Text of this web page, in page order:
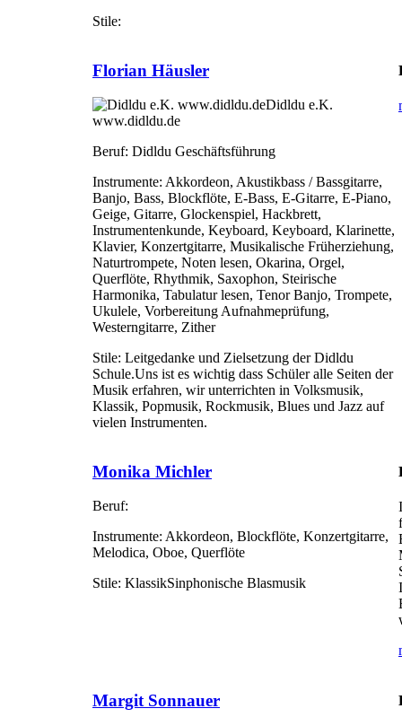
Stile:
Florian Häusler
Didldu e.K.
www.didldu.de
Beruf: Didldu Geschäftsführung
Instrumente: Akkordeon, Akustikbass / Bassgitarre,
Banjo, Bass, Blockflöte, E-Bass, E-Gitarre, E-Piano,
Geige, Gitarre, Glockenspiel, Hackbrett,
Instrumentenkunde, Keyboard, Keyboard, Klarinette,
Klavier, Konzertgitarre, Musikalische Früherziehung,
Naturtrompete, Noten lesen, Okarina, Orgel,
Querflöte, Rhythmik, Saxophon, Steirische
Harmonika, Tabulatur lesen, Tenor Banjo, Trompete,
Ukulele, Vorbereitung Aufnahmeprüfung,
Westerngitarre, Zither
Stile: Leitgedanke und Zielsetzung der Didldu
Schule.Uns ist es wichtig dass Schüler alle Seiten der
Musik erfahren, wir unterrichten in Volksmusik,
Klassik, Popmusik, Rockmusik, Blues und Jazz auf
vielen Instrumenten.
Monika Michler
Beruf:
Instrumente: Akkordeon, Blockflöte, Konzertgitarre,
Melodica, Oboe, Querflöte
Stile: KlassikSinphonische Blasmusik
Margit Sonnauer